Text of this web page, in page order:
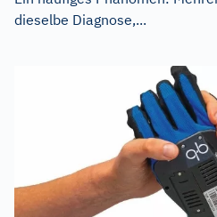
dieselbe Diagnose,...